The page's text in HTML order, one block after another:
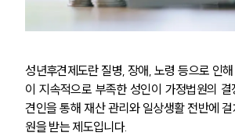
성년후견제도란 질병, 장애, 노령 등으로 인
이 지속적으로 부족한 성인이 가정법원의
견인을 통해 재산 관리와 일상생활 전반에 걸
원을 받는 제도입니다.